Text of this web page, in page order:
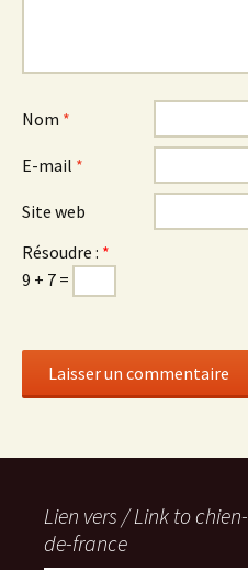
Nom *
E-mail *
Site web
Résoudre : *
9 + 7 =
Lien vers / Link to chien-
de-france